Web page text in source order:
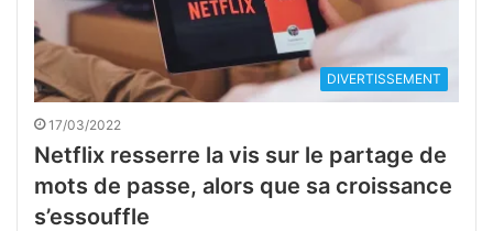
DIVERTISSEMENT
17/03/2022
Netflix resserre la vis sur le partage de
mots de passe, alors que sa croissance
s’essouffle